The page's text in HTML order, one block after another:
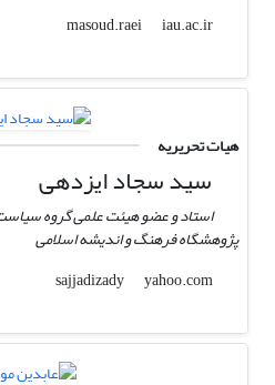
masoud.raei
iau.ac.ir
هیات تحریریه
سید سجاد ایزدهی
استاد و عضو هیئت علمی گروه
پژوهشگاه فرهنگ و اندیشه اسلامی
sajjadizady
yahoo.com